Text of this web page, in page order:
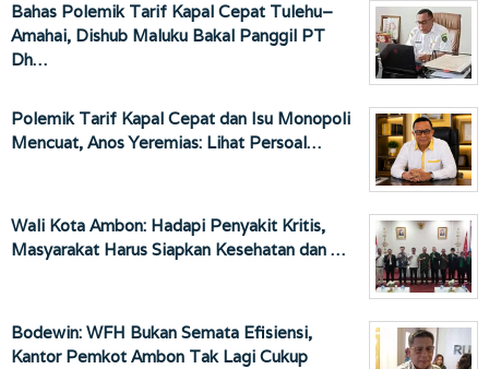
Bahas Polemik Tarif Kapal Cepat Tulehu–
Amahai, Dishub Maluku Bakal Panggil PT
Dh…
Polemik Tarif Kapal Cepat dan Isu Monopoli
Mencuat, Anos Yeremias: Lihat Persoal…
Wali Kota Ambon: Hadapi Penyakit Kritis,
Masyarakat Harus Siapkan Kesehatan dan …
Bodewin: WFH Bukan Semata Efisiensi,
Kantor Pemkot Ambon Tak Lagi Cukup